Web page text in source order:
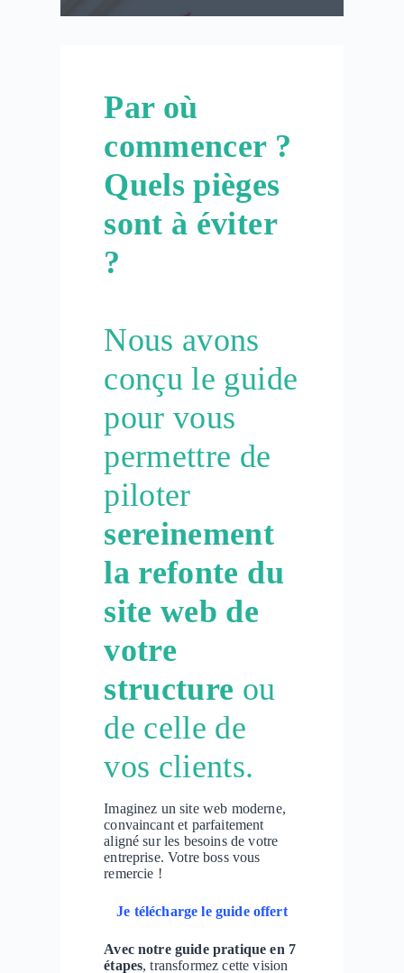
Par où
commencer ?
Quels pièges
sont à éviter
?
Nous avons
conçu le guide
pour vous
permettre de
piloter
sereinement
la refonte du
site web de
votre
structure ou
de celle de
vos clients.
Imaginez un site web moderne,
convaincant et parfaitement
aligné sur les besoins de votre
entreprise. Votre boss vous
remercie !
Je télécharge le guide offert
Avec notre guide pratique en 7
étapes, transformez cette vision